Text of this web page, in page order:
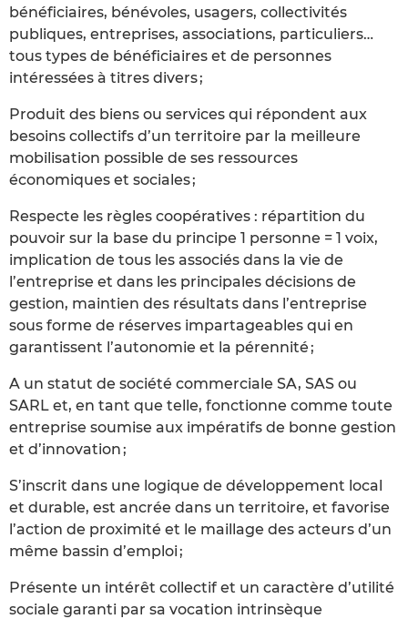
bénéficiaires, bénévoles, usagers, collectivités
publiques, entreprises, associations, particuliers…
tous types de bénéficiaires et de personnes
intéressées à titres divers ;
Produit des biens ou services qui répondent aux
besoins collectifs d’un territoire par la meilleure
mobilisation possible de ses ressources
économiques et sociales ;
Respecte les règles coopératives : répartition du
pouvoir sur la base du principe 1 personne = 1 voix,
implication de tous les associés dans la vie de
l’entreprise et dans les principales décisions de
gestion, maintien des résultats dans l’entreprise
sous forme de réserves impartageables qui en
garantissent l’autonomie et la pérennité ;
A un statut de société commerciale SA, SAS ou
SARL et, en tant que telle, fonctionne comme toute
entreprise soumise aux impératifs de bonne gestion
et d’innovation ;
S’inscrit dans une logique de développement local
et durable, est ancrée dans un territoire, et favorise
l’action de proximité et le maillage des acteurs d’un
même bassin d’emploi ;
Présente un intérêt collectif et un caractère d’utilité
sociale garanti par sa vocation intrinsèque